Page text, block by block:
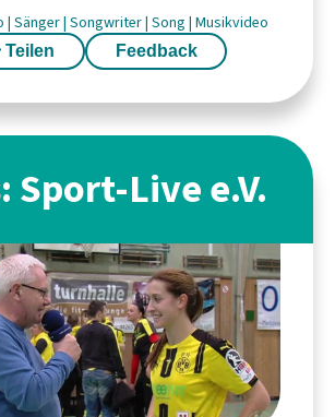
| Sänger| Songwriter| Song | Musikvideo
Teilen Feedback
Sport-Live e.V.